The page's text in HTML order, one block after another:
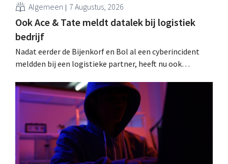
Algemeen 7 Augustus, 2026
Ook Ace & Tate meldt datalek bij logistiek
bedrijf
Nadat eerder de Bijenkorf en Bol al een cyberincident
meldden bij een logistieke partner, heeft nu ook
datalek. Financiële gegevens, gebruikersnamen en
wachtwoorden zijn niet getroffen.